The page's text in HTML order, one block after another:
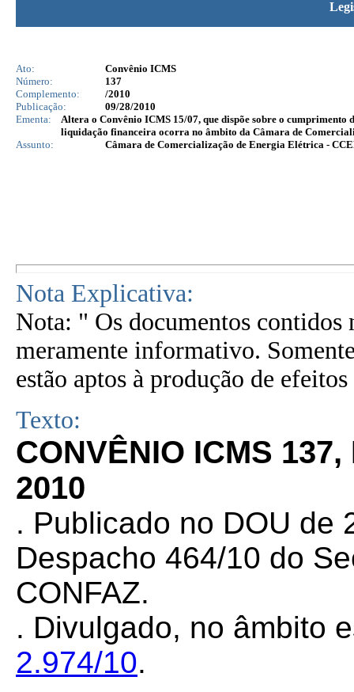
Ato:
Convênio ICMS
Número:
137
Complemento:
/2010
Publicação:
09/28/2010
Ementa:
Altera o Convênio ICMS 15/07, que dispõe sobre o
liquidação financeira ocorra no âmbito da Câmara de
Assunto:
Câmara de Comercialização de Energia Elétrica -
Nota Explicativa:
Nota: " Os documentos contidos
meramente informativo.
estão aptos à produção de
Texto:
CONVÊNIO ICMS
2010
. Publicado no DOU de
Despacho 464/10 do
CONFAZ.
. Divulgado, no âmbito
2.974/10.